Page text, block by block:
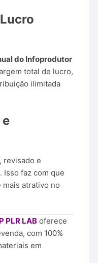
do Infoprodutor
total de lucro,
ilimitada
revisado e
Isso faz com que
atrativo no
PLR LAB oferece
com 100%
em